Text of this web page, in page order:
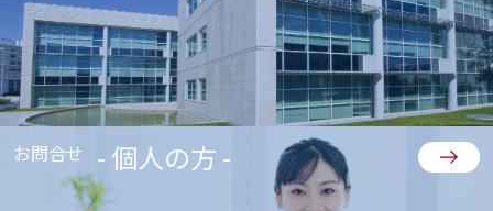
お問合せ - 個人の方 -